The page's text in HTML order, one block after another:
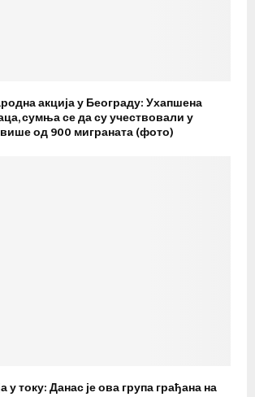
акција у Београду: Ухапшена
сумња се да су учествовали у
од 900 миграната (фото)
у току: Данас је ова група грађана на